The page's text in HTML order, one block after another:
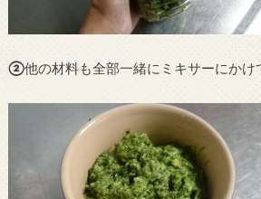
②他の材料も全部一緒にミキサーにか